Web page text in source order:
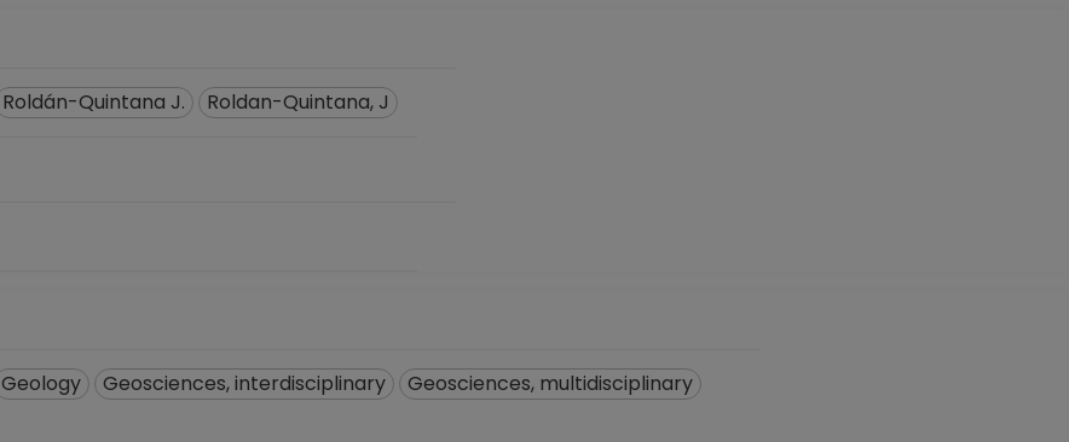
Roldán-Quintana J. Roldan-Quintana, J
Geology Geosciences, interdisciplinary
Geosciences, multidisciplinary